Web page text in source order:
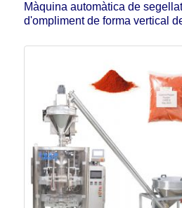
Màquina automàtica de
d'ompliment de forma vertical